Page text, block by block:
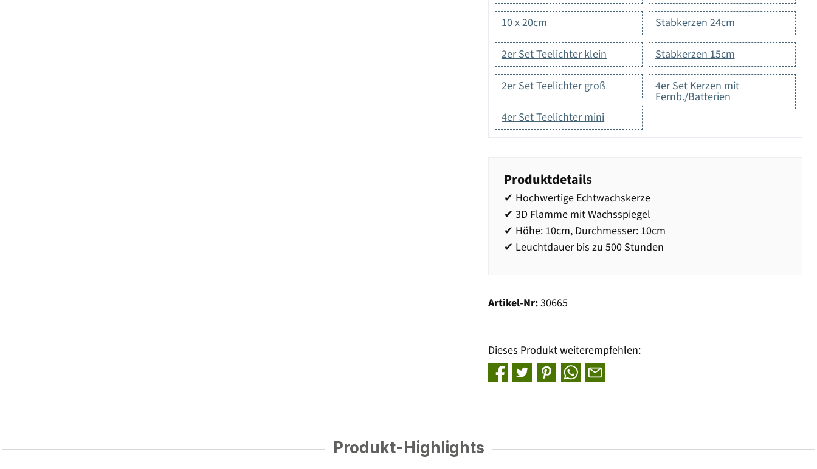
10 x 20cm Stabkerzen 24cm
2er Set Teelichter klein Stabkerzen 15cm
2er Set Teelichter groß 4er Set Kerzen mit
Fernb./Batterien
4er Set Teelichter mini
Produktdetails
✔ Hochwertige Echtwachskerze
✔ 3D Flamme mit Wachsspiegel
✔ Höhe: 10cm, Durchmesser: 10cm
✔ Leuchtdauer bis zu 500 Stunden
Artikel-Nr:30665
Dieses Produkt weiterempfehlen:
Produkt-Highlights